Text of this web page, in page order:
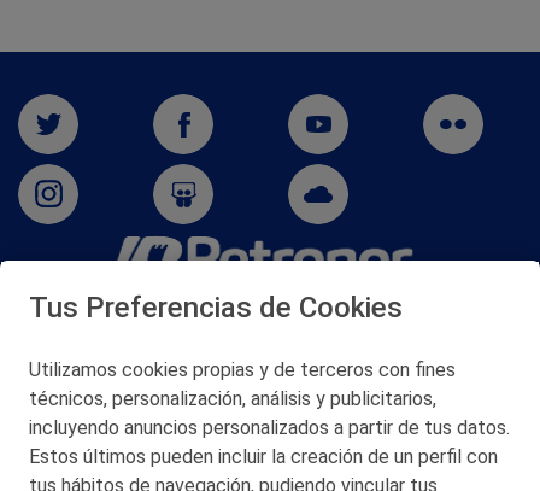
San Martín 5-Edificio Muñatones,
© 2026 Petronor S.A.
Tus Preferencias de Cookies
Utilizamos cookies propias y de terceros con fines
técnicos, personalización, análisis y publicitarios,
incluyendo anuncios personalizados a partir de tus datos.
Estos últimos pueden incluir la creación de un perfil con
tus hábitos de navegación, pudiendo vincular tus